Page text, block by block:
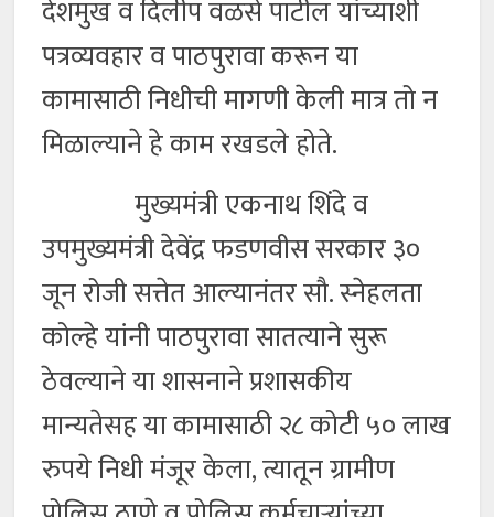
देशमुख व दिलीप वळसे पाटील यांच्याशी
पत्रव्यवहार व पाठपुरावा करून या
कामासाठी निधीची मागणी केली मात्र तो न
मिळाल्याने हे काम रखडले होते.
मुख्यमंत्री एकनाथ शिंदे व
उपमुख्यमंत्री देवेंद्र फडणवीस सरकार ३०
जून रोजी सत्तेत आल्यानंतर सौ. स्नेहलता
कोल्हे यांनी पाठपुरावा सातत्याने सुरू
ठेवल्याने या शासनाने प्रशासकीय
मान्यतेसह या कामासाठी २८ कोटी ५० लाख
रुपये निधी मंजूर केला, त्यातून ग्रामीण